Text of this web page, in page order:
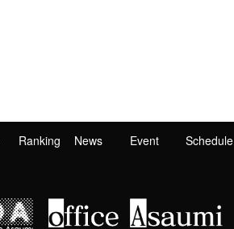
Ranking News Event Schedule